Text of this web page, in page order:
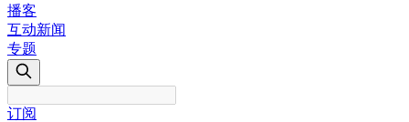
播客
互动新闻
专题
订阅